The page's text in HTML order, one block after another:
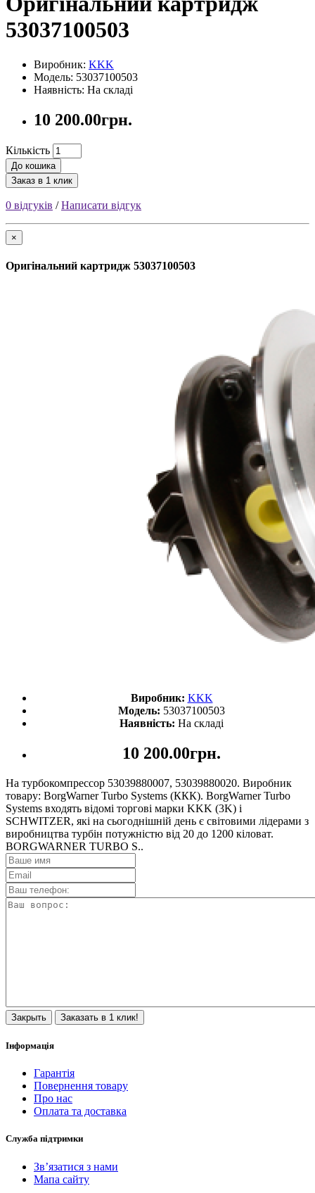
53037100503
Виробник: KKK
Модель: 53037100503
Наявність: На складі
10 200.00грн.
Кількість
До кошика
Заказ в 1 клик
0 відгуків /Написати відгук
×
Оригінальний картридж 53037100503
Виробник: KKK
Модель: 53037100503
Наявність: На складі
10 200.00грн.
На турбокомпрессор 53039880007, 53039880020. Виробник
товару: BorgWarner Turbo Systems (ККК). BorgWarner Turbo
Systems входять відомі торгові марки KKK (3K) і
SCHWITZER, які на сьогоднішній день є світовими лідерами з
виробництва турбін потужністю від 20 до 1200 кіловат.
BORGWARNER TURBO S..
Закрыть Заказать в 1 клик!
Інформація
Гарантія
Повернення товару
Про нас
Оплата та доставка
Служба підтримки
Зв’язатися з нами
Мапа сайту